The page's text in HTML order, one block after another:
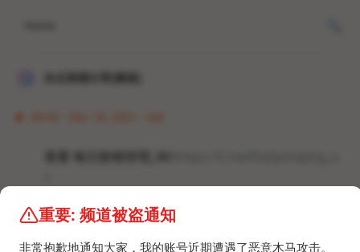
#频道 #群组
重要: 频道被盗通知
非常抱歉地通知大家，我的账号近期遭遇了恶意木马攻击。